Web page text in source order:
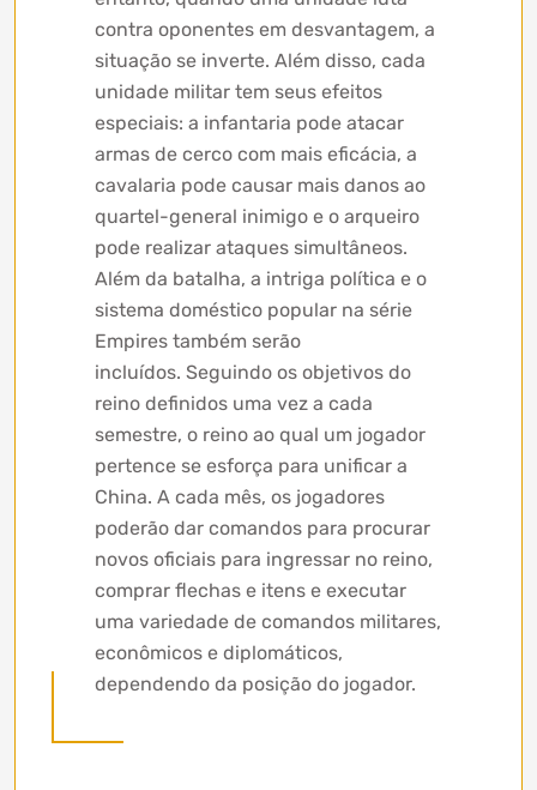
contra oponentes em desvantagem, a
situação se inverte. Além disso, cada
unidade militar tem seus efeitos
especiais: a infantaria pode atacar
armas de cerco com mais eficácia, a
cavalaria pode causar mais danos ao
quartel-general inimigo e o arqueiro
pode realizar ataques simultâneos.
Além da batalha, a intriga política e o
sistema doméstico popular na série
Empires também serão
incluídos. Seguindo os objetivos do
reino definidos uma vez a cada
semestre, o reino ao qual um jogador
pertence se esforça para unificar a
China. A cada mês, os jogadores
poderão dar comandos para procurar
novos oficiais para ingressar no reino,
comprar flechas e itens e executar
uma variedade de comandos militares,
econômicos e diplomáticos,
dependendo da posição do jogador.